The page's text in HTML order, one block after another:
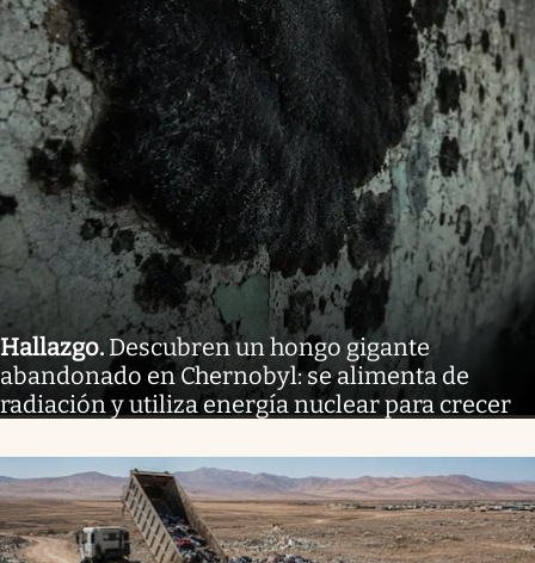
Hallazgo. Descubren un hongo gigante
abandonado en Chernobyl: se alimenta de
radiación y utiliza energía nuclear para crecer